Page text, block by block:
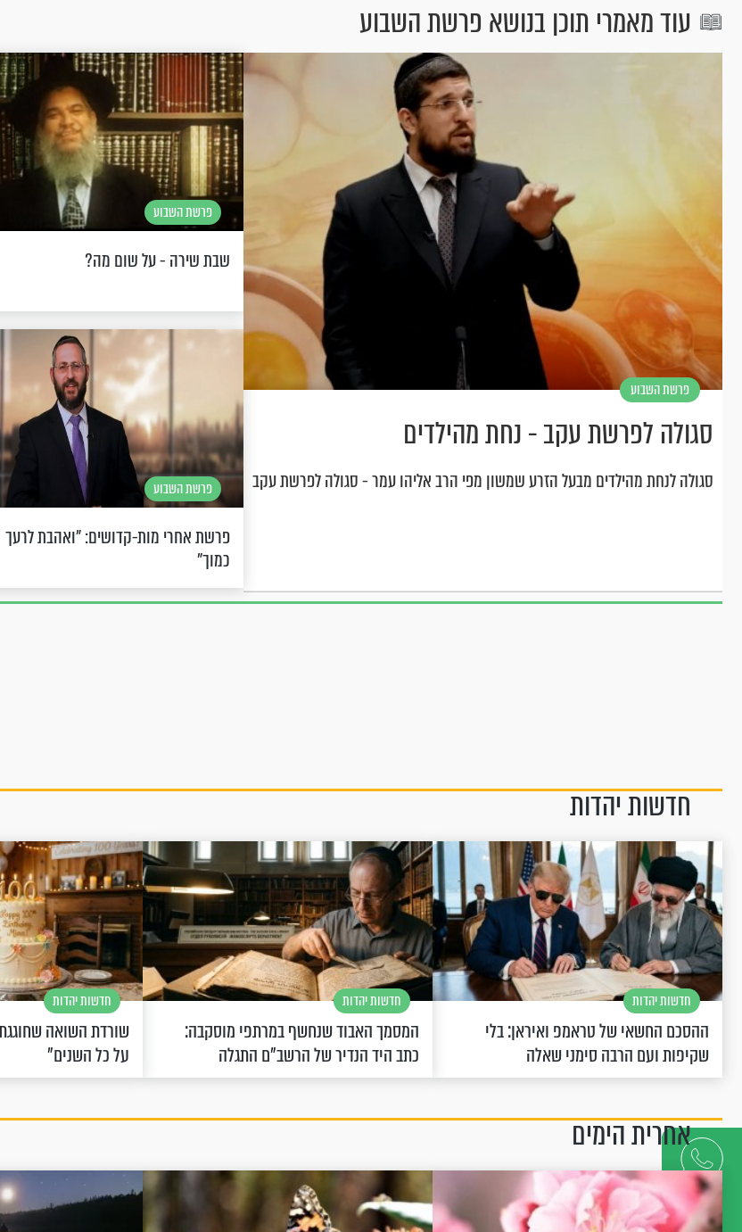
דברו
איתנו
עוד מאמרי תוכן בנושא פרשת השבוע
פרשת השבוע
סגולה לפרשת עקב - נחת מהילדים
סגולה לנחת מהילדים מבעל הזרע שמשון מפי הרב אליהו עמר - סגולה לפרשת עקב
פרשת השבוע
שבת שירה - על שום מה?
פרשת השבוע
פרשת אחרי מות-קדושים: "ואהבת לרעך
כמוך"
חדשות יהדות
חדשות יהדות
ההסכם החשאי של טראמפ ואיראן: בלי
שקיפות ועם הרבה סימני שאלה
חדשות יהדות
המסמך האבוד שנחשף במרתפי מוסקבה:
כתב היד הנדיר של הרשב"ם התגלה
חדשות יהדות
על כל השנים"
אחרית הימים